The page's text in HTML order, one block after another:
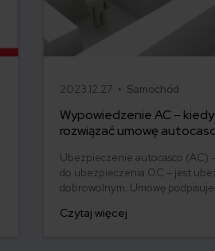
2023.12.27 • Samochód
Wypowiedzenie AC –
rozwiązać umowę
Ubezpieczenie autocasco (AC)
do ubezpieczenia OC – jest
dobrowolnym. Umowę
przypadku, gdy udało Ci się
Czytaj więcej